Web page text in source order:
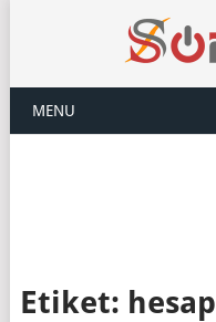
MENU
Etiket: